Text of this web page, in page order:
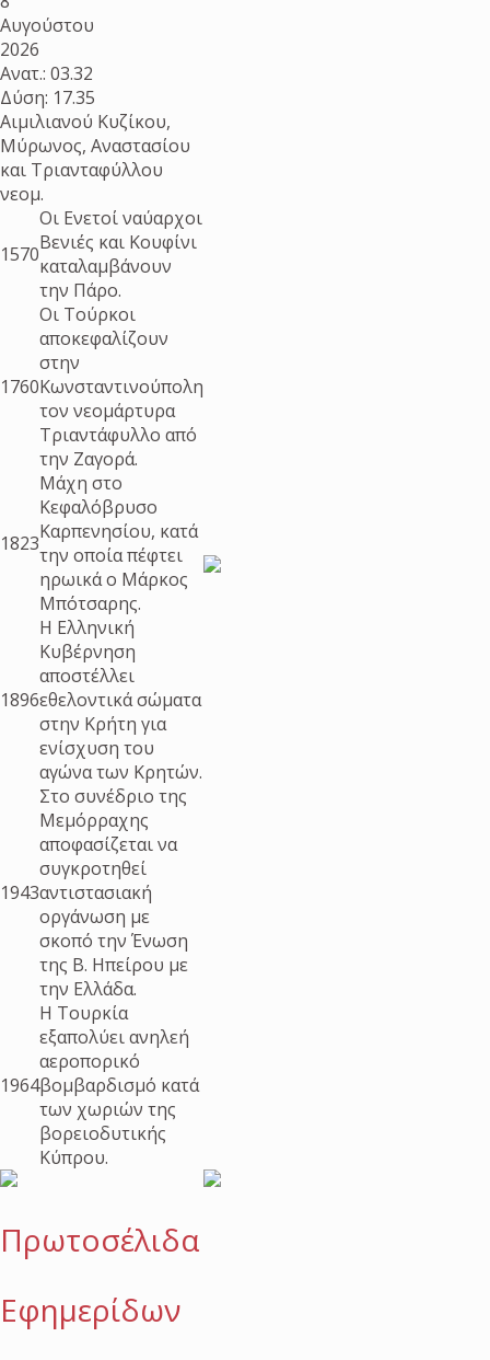
Αυγούστου
2026
Ανατ.: 03.32
Δύση: 17.35
Αιμιλιανού Κυζίκου,
Μύρωνος, Αναστασίου
και Τριανταφύλλου
νεομ.
1570
Οι Ενετοί ναύαρχοι
Βενιές και Κουφίνι
καταλαμβάνουν
την Πάρο.
1760
Οι Τούρκοι
αποκεφαλίζουν
στην
Κωνσταντινούπολη
τον νεομάρτυρα
Τριαντάφυλλο από
την Ζαγορά.
1823
Μάχη στο
Κεφαλόβρυσο
Καρπενησίου, κατά
την οποία πέφτει
ηρωικά ο Μάρκος
Μπότσαρης.
1896
Η Ελληνική
Κυβέρνηση
αποστέλλει
εθελοντικά σώματα
στην Κρήτη για
ενίσχυση του
αγώνα των Κρητών.
1943
Στο συνέδριο της
Μεμόρραχης
αποφασίζεται να
συγκροτηθεί
αντιστασιακή
οργάνωση με
σκοπό την Ένωση
της Β. Ηπείρου με
την Ελλάδα.
1964
Η Τουρκία
εξαπολύει ανηλεή
αεροπορικό
βομβαρδισμό κατά
των χωριών της
βορειοδυτικής
Κύπρου.
Πρωτοσέλιδα
Εφημερίδων